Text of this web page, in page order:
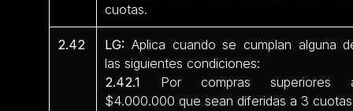
cuotas.
2.42 LG:Aplica cuando se cumplan alguna
las siguientes condiciones:
2.42.1 Por compras superiores
$4.000.000 que sean diferidas a 3